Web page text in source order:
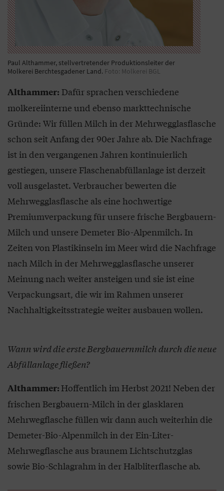
Paul Althammer, stellvertretender Produktionsleiter der
Molkerei Berchtesgadener Land. Foto: Molkerei BGL
Althammer: Dafür sprachen verschiedene
molkereiinterne und ebenso markttechnische
Gründe: Wir füllen Milch in der Mehrwegglasflasche
schon seit Anfang der 90er Jahre ab. Die Nachfrage
ist in den vergangenen Jahren kontinuierlich
gestiegen, unsere Flaschenabfüllanlage ist derzeit
voll ausgelastet. Verbraucher bewerten die
Mehrwegglasflasche als eine hochwertige
Premiumverpackung für unsere frische Bergbauern-
Milch und unsere Demeter Bio-Alpenmilch. In
Zeiten von Plastikinseln im Meer wird die Nachfrage
nach Milch in der Mehrwegglasflasche unserer
Meinung nach weiter ansteigen und sie ist eine
Verpackungsart, die wir im Rahmen unserer
Nachhaltigkeitsstrategie weiter ausbauen wollen.
Wann wird die erste Bergbauernmilch durch die neue
Abfüllanlage fließen?
Althammer:Hoffentlich im Herbst 2021! Neben der
frischen Bergbauern-Milch in der glasklaren
Mehrwegflasche füllen wir dann auch weiterhin die
Demeter-Bio-Alpenmilch in der Ein-Liter-
Mehrwegflasche aus braunem Lichtschutzglas
sowie Bio-Schlagrahm in der Halbliterflasche ab.